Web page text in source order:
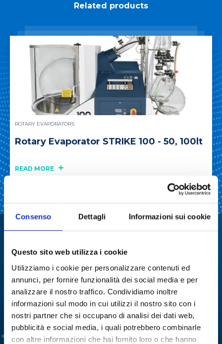
Consenso Dettagli Informazioni sui cookie
Questo sito web utilizza i cookie
Utilizziamo i cookie per personalizzare contenuti ed
annunci, per fornire funzionalità dei social media e per
analizzare il nostro traffico. Condividiamo inoltre
informazioni sul modo in cui utilizzi il nostro sito con i
nostri partner che si occupano di analisi dei dati web,
pubblicità e social media, i quali potrebbero combinarle
con altre informazioni che hai fornito loro o che hanno
Related products
ROTARY EVAPORATORS
Rotary Evaporator STRIKE 100 - 50, 100lt
READ MORE
We specialize in:
Utmost solutions and technologies for a number
of different applications.
ENZYMATIC ANALYSIS
MULTI-PARAMETRIC
ANALYZERS
CELL CULTURES DISTILLATION